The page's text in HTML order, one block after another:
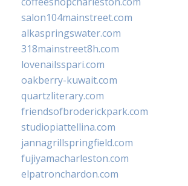
salon104mainstreet.com
alkaspringswater.com
318mainstreet8h.com
lovenailsspari.com
oakberry-kuwait.com
quartzliterary.com
friendsofbroderickpark.com
studiopiattellina.com
jannagrillspringfield.com
fujiyamacharleston.com
elpatronchardon.com